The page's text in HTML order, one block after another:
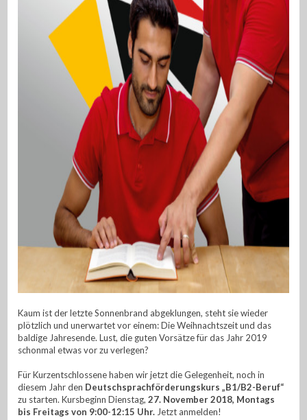
Kaum ist der letzte Sonnenbrand abgeklungen, steht sie wieder
plötzlich und unerwartet vor einem: Die Weihnachtszeit und das
baldige Jahresende. Lust, die guten Vorsätze für das Jahr 2019
schonmal etwas vor zu verlegen?
Für Kurzentschlossene haben wir jetzt die Gelegenheit, noch in
diesem Jahr den Deutschsprachförderungskurs „B1/B2-Beruf“
zu starten. Kursbeginn Dienstag,27. November 2018, Montags
bis Freitags von 9:00-12:15 Uhr. Jetzt anmelden!